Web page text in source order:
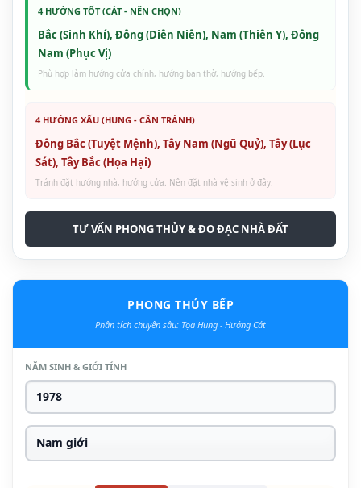
4 HƯỚNG TỐT (CÁT - NÊN CHỌN)
Bắc (Sinh Khí), Đông (Diên Niên), Nam (Thiên Y), Đông
Nam (Phục Vị)
Phù hợp làm hướng cửa chính, hướng ban thờ, hướng bếp.
4 HƯỚNG XẤU (HUNG - CẦN TRÁNH)
Đông Bắc (Tuyệt Mệnh), Tây Nam (Ngũ Quỷ), Tây (Lục
Sát), Tây Bắc (Họa Hại)
Tránh đặt hướng nhà, hướng cửa. Nên đặt nhà vệ sinh ở đây.
TƯ VẤN PHONG THỦY & ĐO ĐẠC NHÀ ĐẤT
PHONG THỦY BẾP
Phân tích chuyên sâu: Tọa Hung - Hướng Cát
NĂM SINH & GIỚI TÍNH